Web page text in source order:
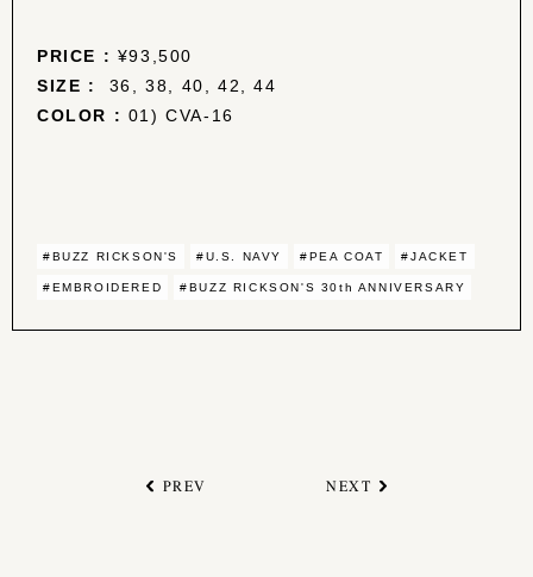
PRICE : ¥93,500
SIZE :
36, 38, 40, 42, 44
COLOR : 01) CVA-16
#BUZZ RICKSON'S #U.S. NAVY #PEA COAT #JACKET
#EMBROIDERED #BUZZ RICKSON'S 30th ANNIVERSARY
PREV NEXT